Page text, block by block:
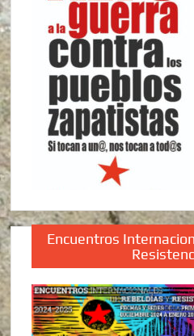
Encuentros